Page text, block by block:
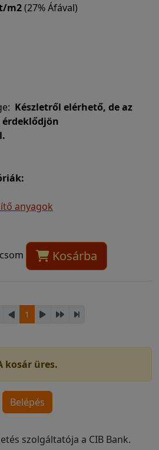
m2(27% Áfával)
Készletről elérhető, de az
anyagok
csom Kosárba
1
kosár üres.
szolgáltatója a CIB Bank.